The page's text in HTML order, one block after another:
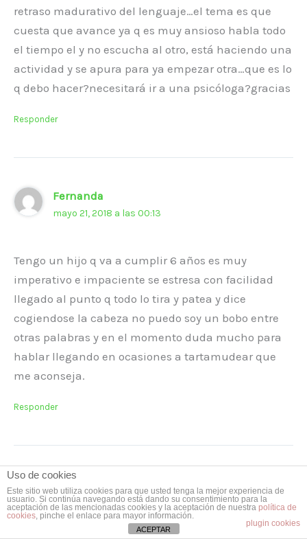
retraso madurativo del lenguaje…el tema es que
cuesta que avance ya q es muy ansioso habla todo
el tiempo el y no escucha al otro, está haciendo una
actividad y se apura para ya empezar otra…que es lo
q debo hacer?necesitará ir a una psicóloga?gracias
Responder
Fernanda
mayo 21, 2018 a las 00:13
Tengo un hijo q va a cumplir 6 años es muy
imperativo e impaciente se estresa con facilidad
llegado al punto q todo lo tira y patea y dice
cogiendose la cabeza no puedo soy un bobo entre
otras palabras y en el momento duda mucho para
hablar llegando en ocasiones a tartamudear que
me aconseja.
Responder
Deja un comentario
Tu dirección de correo electrónico no será
Uso de cookies
Este sitio web utiliza cookies para que usted tenga la mejor experiencia de
usuario. Si continúa navegando está dando su consentimiento para la
aceptación de las mencionadas cookies y la aceptación de nuestra política de
cookies, pinche el enlace para mayor información.
plugin cookies
ACEPTAR